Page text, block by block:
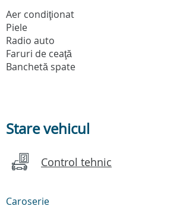
Aer condiţionat
Piele
Radio auto
Faruri de ceaţă
Banchetă spate
Stare vehicul
Control tehnic
Caroserie